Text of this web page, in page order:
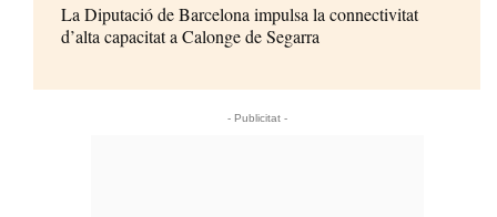
La Diputació de Barcelona impulsa la connectivitat
d’alta capacitat a Calonge de Segarra
- Publicitat -